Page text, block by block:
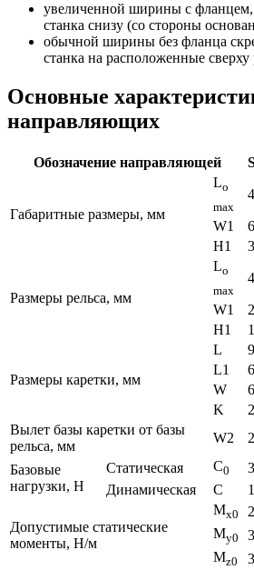
увеличенной ширины с фланцем,
станка снизу (со стороны
обычной ширины без фланца
станка на расположенные сверху
Основные
направляющих
Обозначение направляющей
Габаритные размеры, мм
Lo
max
W1
H1
Размеры рельса, мм
Lo
max
W1
H1
Размеры каретки, мм
L
L1
W
K
Вылет базы каретки от базы
рельса, мм
W2
Базовые
нагрузки, Н
Статическая C0
Динамическая
C
Допустимые статические
моменты, Н/м
Mx0
My0
Mz0